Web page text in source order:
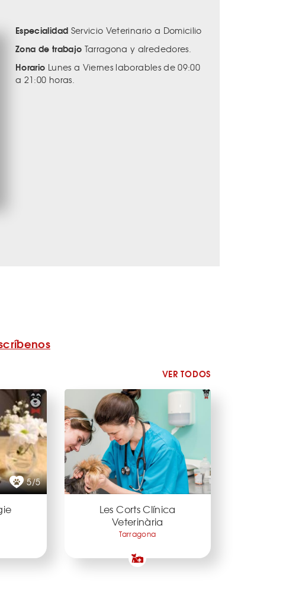
Especialidad Servicio Veterinario a Domicilio
Zona de trabajo Tarragona y alrededores.
Horario Lunes a Viernes laborables de 09:00
a 21:00 horas.
VER TODOS
5/5
Les Corts Clínica
Veterinària
Tarragona